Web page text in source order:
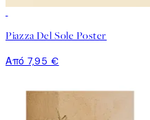
Piazza Del Sole Poster
Από 7,95 €